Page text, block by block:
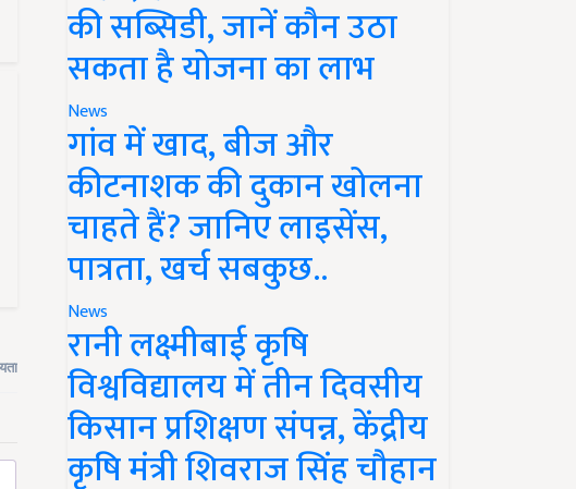
की सब्सिडी, जानें कौन उठा
सकता है योजना का लाभ
News
गांव में खाद, बीज और
कीटनाशक की दुकान खोलना
चाहते हैं? जानिए लाइसेंस,
पात्रता, खर्च सबकुछ..
News
रानी लक्ष्मीबाई कृषि
विश्वविद्यालय में तीन दिवसीय
किसान प्रशिक्षण संपन्न, केंद्रीय
कृषि मंत्री शिवराज सिंह चौहान